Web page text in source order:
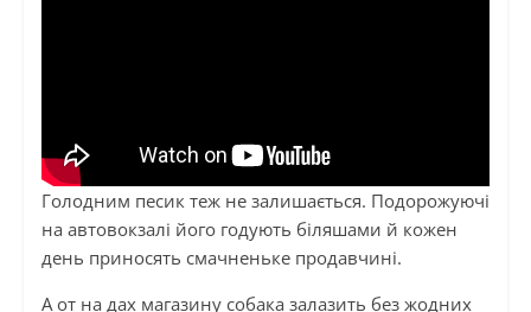
Голодним песик теж не залишається. Подорожуючі
на автовокзалі його годують біляшами й кожен
день приносять смачненьке продавчині.
А от на дах магазину собака залазить без жодних